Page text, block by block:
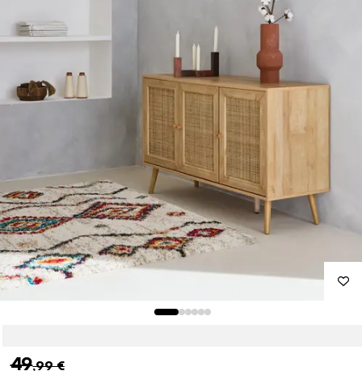
49,99 €